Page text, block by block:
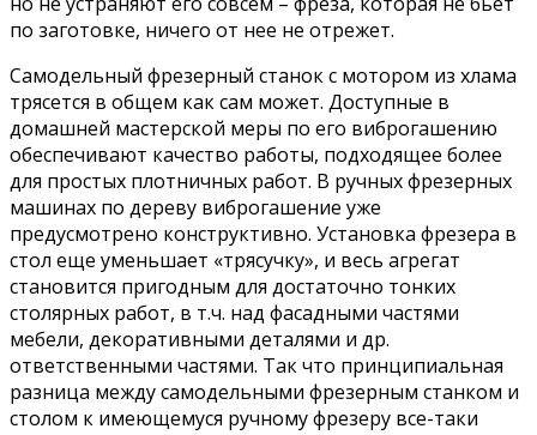
по заготовке, ничего от нее не отрежет.
Самодельный фрезерный станок с мотором из хлама
трясется в общем как сам может. Доступные в
домашней мастерской меры по его виброгашению
обеспечивают качество работы, подходящее более
для простых плотничных работ. В ручных фрезерных
машинах по дереву виброгашение уже
предусмотрено конструктивно. Установка фрезера в
стол еще уменьшает «трясучку», и весь агрегат
становится пригодным для достаточно тонких
столярных работ, в т.ч. над фасадными частями
мебели, декоративными деталями и др.
ответственными частями. Так что принципиальная
разница между самодельными фрезерным станком и
столом к имеющемуся ручному фрезеру все-таки